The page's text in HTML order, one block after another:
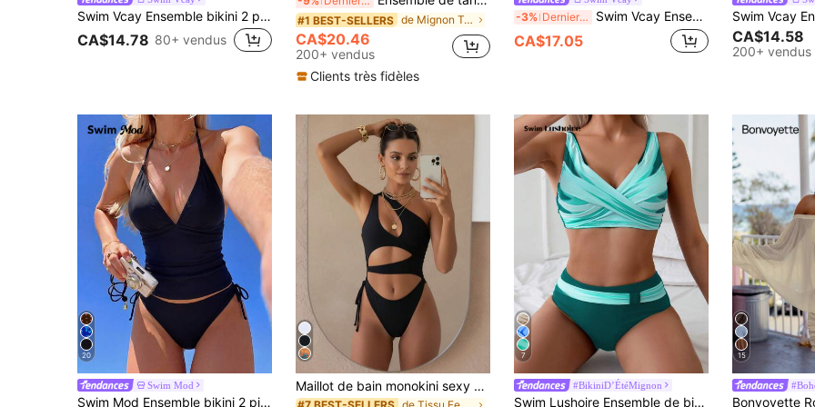
Swim Vcay Ensemble bikini 2 pièces pour femmes, Top à fines bretelles imprimé léopard tropical sexy avec nœud sur le côté. Tenue de plage élégante et décontractée, cadeau parfait pour la Saint-Valentin
CA$14.78 80+ vendus
#1 BEST-SELLERS de Mignon Tankinis pour femmes
CA$20.46
200+ vendus
Clients très fidèles
-3% Derniers 2 jours Swim Vcay Ensemble de maillot de bain tankini à rayures texturées et col en V pour femmes
CA$17.05 CA$14.58
200+ vendus
20
Swim Mod
Swim Mod Ensemble bikini 2 pièces de couleur unie sexy et mignon avec bretelles spaghetti et liens, ensemble bikini élégant pour plage, vacances et fête
Maillot de bain monokini sexy pour femmes, ajouré, design à une épaule, élégant pour la plage en été, noir, style vacances
7
#BikiniD’ÉtéMignon
Swim Lushoire Ensemble de bikini sexy avec motif blocs de couleurs et croisé pour femme, maillot de bain d'été
15